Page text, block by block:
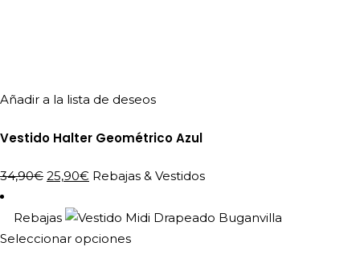
Añadir a la lista de deseos
Vestido Halter Geométrico Azul
34,90€ El
original
era:
25,90€ El
actual
es:
Rebajas & Vestidos
Rebajas
Seleccionar opcionesEste